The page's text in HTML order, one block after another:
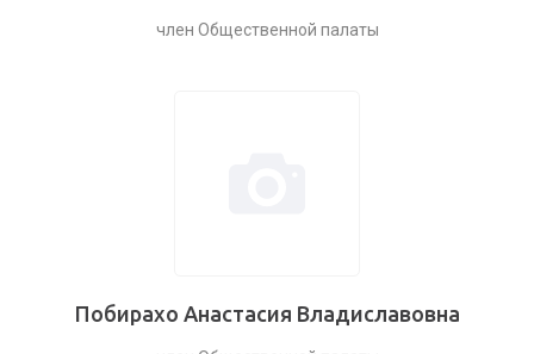
член Общественной палаты
Побирахо Анастасия Владиславовна